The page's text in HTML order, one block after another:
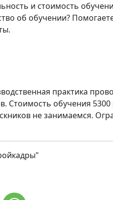
и стоимость
об обучении?
практика
обучения 5300
не занимаемся.